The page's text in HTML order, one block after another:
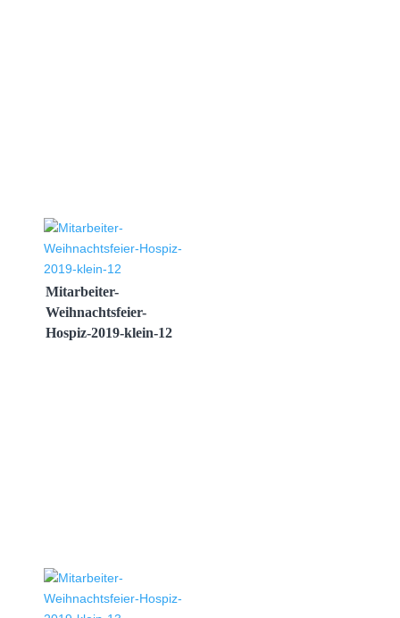
Mitarbeiter-
Weihnachtsfeier-
Hospiz-2019-klein-12